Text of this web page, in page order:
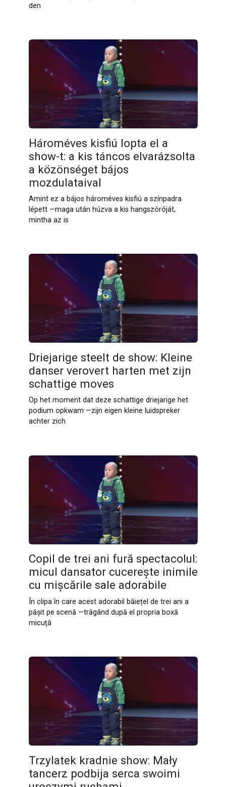
den
Hároméves kisfiú lopta el a
show-t: a kis táncos elvarázsolta
a közönséget bájos
mozdulataival
Amint ez a bájos hároméves kisfiú a színpadra
lépett —maga után húzva a kis hangszóróját,
mintha az is
Driejarige steelt de show: Kleine
danser verovert harten met zijn
schattige moves
Op het moment dat deze schattige driejarige het
podium opkwam —zijn eigen kleine luidspreker
achter zich
Copil de trei ani fură spectacolul:
micul dansator cucerește inimile
cu mișcările sale adorabile
În clipa în care acest adorabil băiețel de trei ani a
pășit pe scenă —trăgând după el propria boxă
micuță
Trzylatek kradnie show: Mały
tancerz podbija serca swoimi